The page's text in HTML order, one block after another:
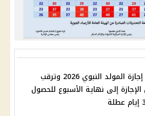
موعد إجازة المولد النبوي 2026 وترقب
الإجازة إلى نهاية الأسبوع للحصول